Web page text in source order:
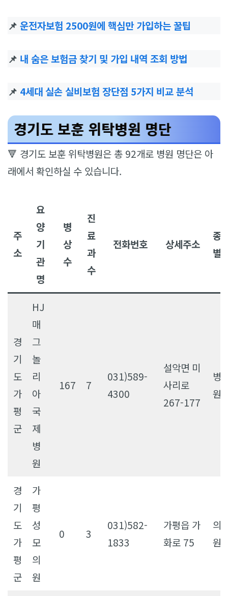
📌 운전자보험 2500원에 핵심만 가입하는 꿀팁
📌 내 숨은 보험금 찾기 및 가입 내역 조회 방법
📌 4세대 실손 실비보험 장단점 5가지 비교 분석
경기도 보훈 위탁병원 명단
🔻 경기도 보훈 위탁병원은 총 92개로 병원 명단은 아
래에서 확인하실 수 있습니다.
주
소
요
양
기
관
명
병
상
수
진
료
과
수
전화번호 상세주소
종
별
경
기
도
가
평
군
HJ
매
그
놀
리
아
국
제
병
원
167 7
031)589-
4300
설악면 미
사리로
267-177
병
원
경
기
도
가
평
군
가
평
성
모
의
원
0 3
031)582-
1833
가평읍 가
화로 75
의
원